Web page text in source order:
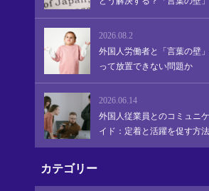
ぎ、定着・活躍を促す実践
2026.08.2
外国人労働者と「言葉の壁
って放置できない問題か
2026.06.14
外国人従業員とのコミュニ
イド：定着と活躍を促す方法
カテゴリー